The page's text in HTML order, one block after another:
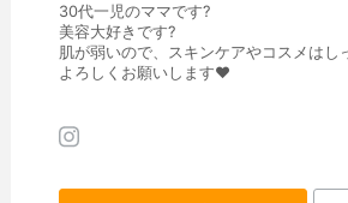
30代一児のママです?
美容大好きです?
肌が弱いので、スキンケアやコスメはし
よろしくお願いします♥